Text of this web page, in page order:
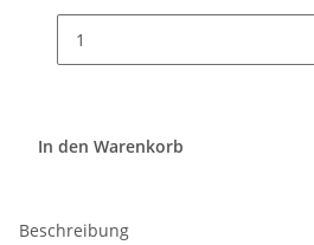
In den Warenkorb
Beschreibung